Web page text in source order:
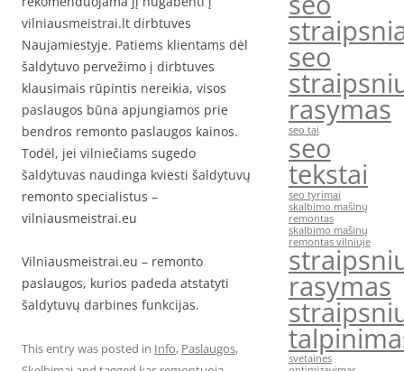
vilniausmeistrai.lt dirbtuves
Naujamiestyje. Patiems klientams dėl
šaldytuvo pervežimo į dirbtuves
klausimais rūpintis nereikia, visos
paslaugos būna apjungiamos prie
bendros remonto paslaugos kainos.
Todėl, jei vilniečiams sugedo
šaldytuvas naudinga kviesti šaldytuvų
remonto specialistus –
vilniausmeistrai.eu
Vilniausmeistrai.eu – remonto
paslaugos, kurios padeda atstatyti
šaldytuvų darbines funkcijas.
This entry was posted in Info, Paslaugos,
seo
rasymas
seo tai
seo
tekstai
seo tyrimai
skalbimo mašinų
remontas
skalbimo mašinų
remontas vilniuje
rasymas
svetaines